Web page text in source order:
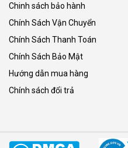
Chinh sách bảo hành
Chính Sách Vận Chuyển
Chính Sách Thanh Toán
Chính Sách Bảo Mật
Hướng dẫn mua hàng
Chính sách đổi trả